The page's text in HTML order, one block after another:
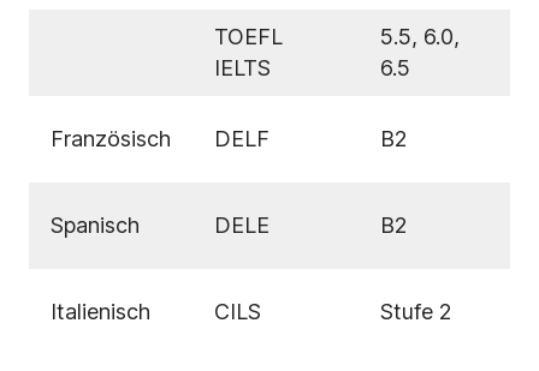
TOEFL
IELTS
5.5, 6.0,
6.5
Französisch DELF B2
Spanisch DELE B2
Italienisch CILS Stufe 2